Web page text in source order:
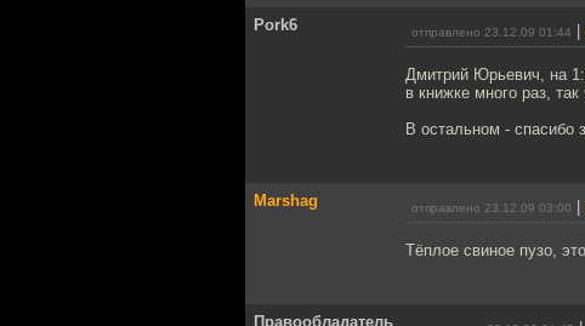
Pork6 отправлено 23.12.09 01:44
Дмитрий Юрьевич, на
в книжке много раз,
В остальном - спасибо
Marshag отправлено 23.12.09 03:00
Тёплое свиное пузо,
Правообладатель